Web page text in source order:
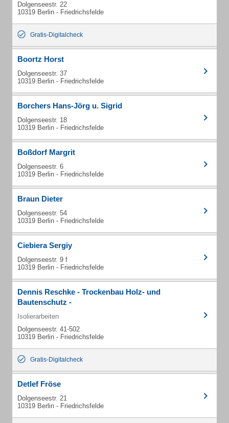
Dolgenseestr. 22
10319 Berlin - Friedrichsfelde
Gratis-Digitalcheck
Boortz Horst
Dolgenseestr. 37
10319 Berlin - Friedrichsfelde
Borchers Hans-Jörg u. Sigrid
Dolgenseestr. 18
10319 Berlin - Friedrichsfelde
Boßdorf Margrit
Dolgenseestr. 6
10319 Berlin - Friedrichsfelde
Braun Dieter
Dolgenseestr. 54
10319 Berlin - Friedrichsfelde
Ciebiera Sergiy
Dolgenseestr. 9 f
10319 Berlin - Friedrichsfelde
Dennis Reschke - Trockenbau Holz- und
Bautenschutz -
Isolierarbeiten
Dolgenseestr. 41-502
10319 Berlin - Friedrichsfelde
Gratis-Digitalcheck
Detlef Fröse
Dolgenseestr. 21
10319 Berlin - Friedrichsfelde